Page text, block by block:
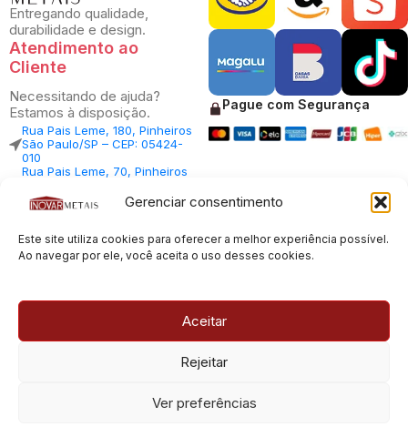
Gerenciar consentimento
Este site utiliza cookies para oferecer a melhor experiência possível.
Ao navegar por ele, você aceita o uso desses cookies.
Aceitar
Rejeitar
Ver preferências
Entregando qualidade,
durabilidade e design.
Atendimento ao
Cliente
Necessitando de ajuda?
Estamos à disposição.
Rua Pais Leme, 180, Pinheiros
São Paulo/SP – CEP: 05424-
010
Rua Pais Leme, 70, Pinheiros
010
Central Vendas: (11) 98812-
Central Atendimento: (11)
94535-7237
Pague com Segurança
© 2013 - 2026 |Inovar Metais| Todos os direitos reservados.
Desenvolvido porExperts Digitais
CNPJ: 23.100.120/0001-66